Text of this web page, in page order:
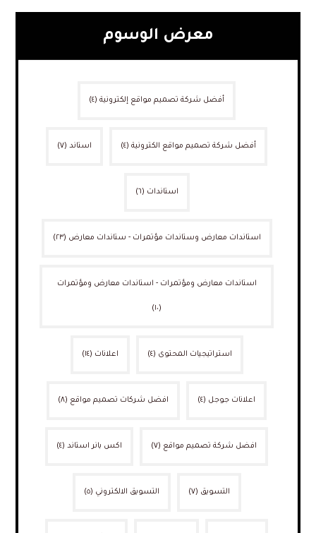
معرض الوسوم
أفضل شركة تصميم مواقع إلكترونية (٤)
أفضل شركة تصميم مواقع الكترونية (٤) استاند (٧)
استاندات (٦)
استاندات معارض وستاندات مؤتمرات - ستاندات معارض (٢٣)
استاندات معارض ومؤتمرات - استاندات معارض ومؤتمرات
(١٠)
استراتيجيات المحتوى (٤) اعلانات (١٤)
اعلانات جوجل (٤) افضل شركات تصميم مواقع (٨)
افضل شركة تصميم مواقع (٧) اكس بانر استاند (٤)
التسويق (٧) التسويق الالكتروني (٥)